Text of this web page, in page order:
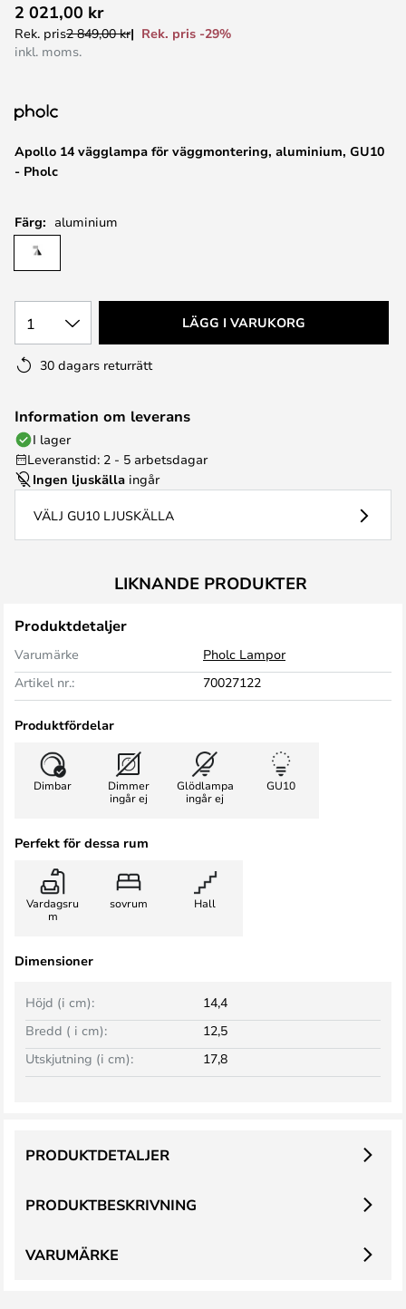
till
början
Apollo 14 vägglampa för väggmontering, aluminium, GU10
- Pholc
2 021,00 kr
Rek. pris2 849,00 kr
Rek. pris -29%
inkl. moms.
Färg: aluminium
1 LÄGG I VARUKORG
30 dagars returrätt
Information om leverans
I lager
Leveranstid: 2 - 5 arbetsdagar
Ingen ljuskälla ingår
VÄLJ GU10 LJUSKÄLLA
LIKNANDE PRODUKTER
Produktdetaljer
Varumärke
Pholc Lampor
Artikel nr.:
70027122
Produktfördelar
Dimbar
Dimmer
ingår ej
Glödlampa
ingår ej
GU10
Perfekt för dessa rum
Vardagsru
m
sovrum Hall
Dimensioner
Bredd ( i cm): 12,5
Höjd (i cm): 14,4
Utskjutning (i cm): 17,8
PRODUKTBESKRIVNING
PRODUKTDETALJER
VARUMÄRKE